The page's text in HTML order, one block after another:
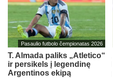
Pasaulio futbolo čempionatas 2026
T. Almada paliks „Atletico“
ir persikels į legendinę
Argentinos ekipą